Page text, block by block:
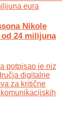
Nikole
24 milijuna
potpisao je niz
digitalne
za kritične